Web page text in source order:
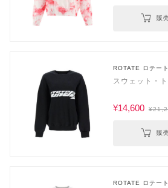
販
ROTATE ロテート
スウェット・
¥14,600
販
ROTATE ロテート